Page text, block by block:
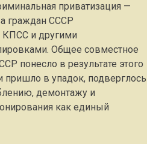
приватизация —
граждан СССР
КПСС и другими
Общее совместное
понесло в результате этого
пришло в упадок, подверглось
демонтажу и
как единый